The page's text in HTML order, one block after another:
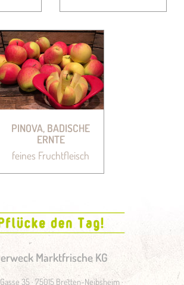
PINOVA, BADISCHE
ERNTE
feines Fruchtfleisch
Marktfrische KG
35 · 75015 Bretten-Neibsheim ·